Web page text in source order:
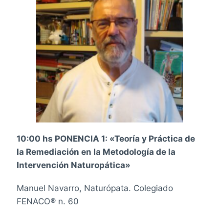
10:00 hs PONENCIA 1: «Teoría y Práctica de
la Remediación en la Metodología de la
Intervención Naturopática»
Manuel Navarro, Naturópata. Colegiado
FENACO® n. 60